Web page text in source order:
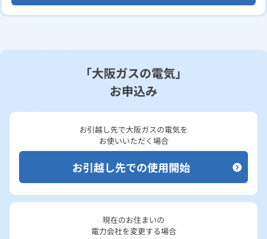
「大阪ガスの電気」
お申込み
お引越し先で大阪ガスの電気を
お使いいただく場合
お引越し先での使用開始
現在のお住まいの
電力会社を変更する場合